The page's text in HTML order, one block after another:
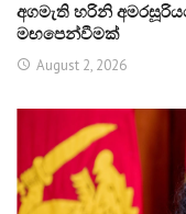
අගමැති හරිනි
මඟපෙන්වීමක්
August 2, 2026